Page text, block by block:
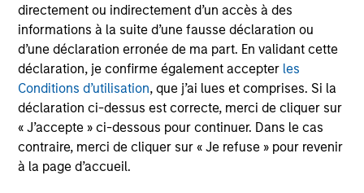
directement ou indirectement d’un accès à des
informations à la suite d’une fausse déclaration ou
d’une déclaration erronée de ma part. En validant cette
déclaration, je confirme également accepter les
Conditions d’utilisation, que j’ai lues et comprises. Si la
déclaration ci-dessus est correcte, merci de cliquer sur
« J’accepte » ci-dessous pour continuer. Dans le cas
contraire, merci de cliquer sur « Je refuse » pour revenir
à la page d’accueil.
15-SEP-2025